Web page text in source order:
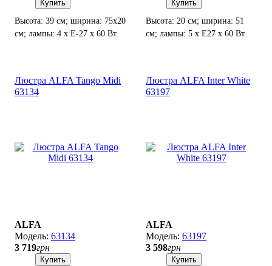
Купить
Высота: 39 см; ширина: 75х20
см; лампы: 4 х Е-27 х 60 Вт.
Купить
Высота: 20 см; ширина: 51
см; лампы: 5 х Е27 х 60 Вт.
Люстра ALFA Tango Midi
63134
ALFA
63134
3 719грн
Купить
Люстра ALFA Inter White
63197
ALFA
63197
3 598грн
Купить